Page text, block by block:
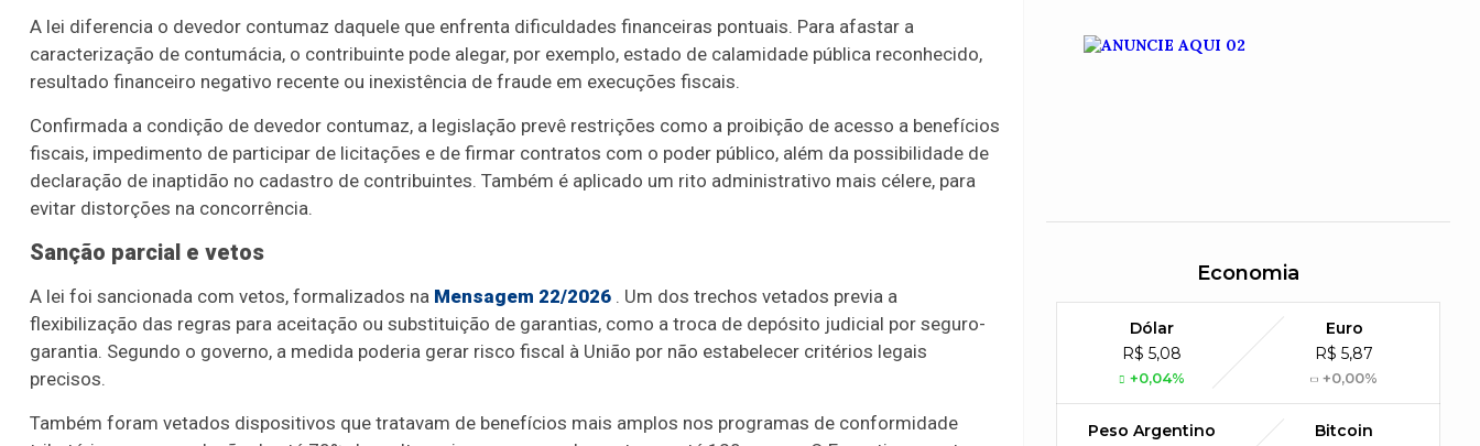
A lei diferencia o devedor contumaz daquele que enfrenta dificuldades financeiras pontuais. Para afastar a
caracterização de contumácia, o contribuinte pode alegar, por exemplo, estado de calamidade pública reconhecido,
resultado financeiro negativo recente ou inexistência de fraude em execuções fiscais.
Confirmada a condição de devedor contumaz, a legislação prevê restrições como a proibição de acesso a benefícios
fiscais, impedimento de participar de licitações e de firmar contratos com o poder público, além da possibilidade de
declaração de inaptidão no cadastro de contribuintes. Também é aplicado um rito administrativo mais célere, para
evitar distorções na concorrência.
Sanção parcial e vetos
A lei foi sancionada com vetos, formalizados na Mensagem 22/2026 . Um dos trechos vetados previa a
flexibilização das regras para aceitação ou substituição de garantias, como a troca de depósito judicial por seguro-
garantia. Segundo o governo, a medida poderia gerar risco fiscal à União por não estabelecer critérios legais
precisos.
Também foram vetados dispositivos que tratavam de benefícios mais amplos nos programas de conformidade
Economia
Dólar
R$ 5,08
+0,04%
Euro
R$ 5,87
+0,00%
Peso Argentino
Bitcoin